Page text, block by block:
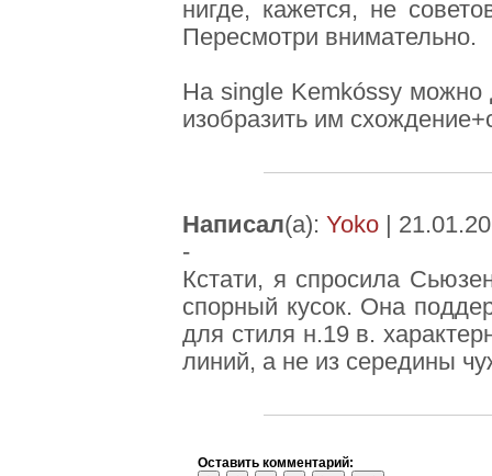
нигде, кажется, не
Пересмотри внимательно.
На single Kemkóssy можно
изобразить им
Написал(а): Yoko |
-
Кстати, я спросила
спорный кусок. Она
для стиля н.19 в.
линий, а не из середины
Оставить комментарий: